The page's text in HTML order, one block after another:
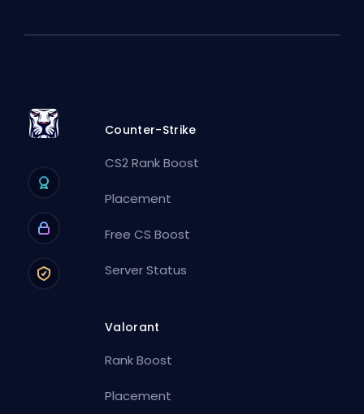
Counter-Strike
CS2 Rank Boost
Placement
Free CS Boost
Server Status
Valorant
Rank Boost
Placement